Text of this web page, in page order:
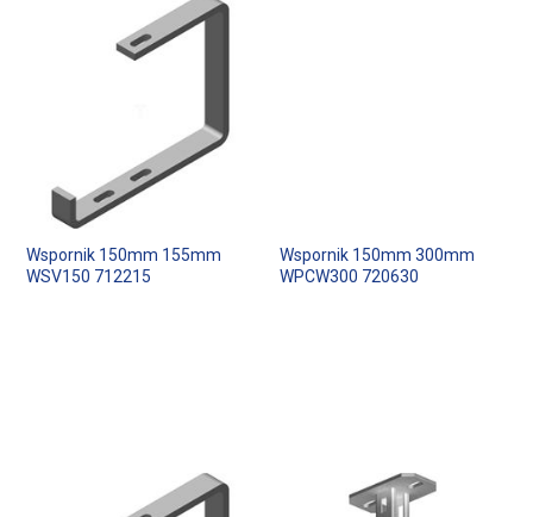
Wspornik 150mm 155mm
WSV150 712215
Wspornik 150mm 300mm
WPCW300 720630